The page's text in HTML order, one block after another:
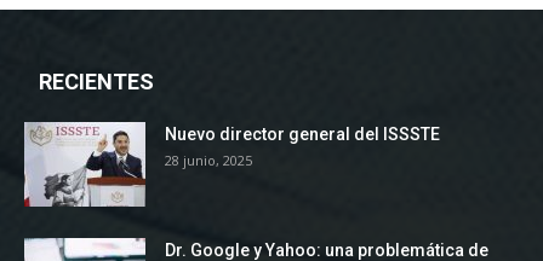
RECIENTES
Nuevo director general del ISSSTE
28 junio, 2025
Dr. Google y Yahoo: una problemática de